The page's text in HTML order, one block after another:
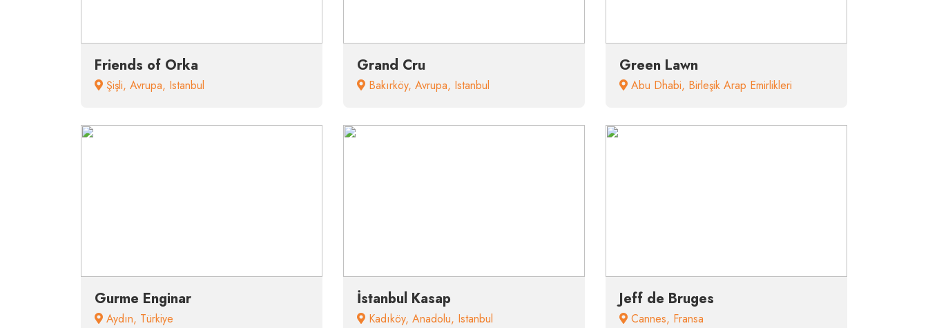
Friends of Orka
Şişli, Avrupa, Istanbul
Grand Cru
Bakırköy, Avrupa, Istanbul
Green Lawn
Abu Dhabi, Birleşik Arap Emirlikleri
Gurme Enginar
Aydın, Türkiye
İstanbul Kasap
Kadıköy, Anadolu, Istanbul
Jeff de Bruges
Cannes, Fransa